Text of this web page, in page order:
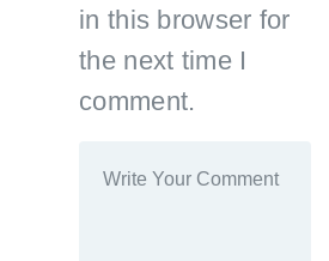
in this browser for
the next time I
comment.